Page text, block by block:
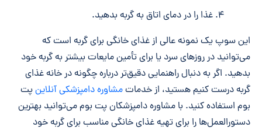
غذا را در دمای اتاق به گربه بدهید.
این سوپ یک نمونه عالی از غذای خانگی برای گربه است که
می‌توانید در روزهای سرد یا برای تأمین مایعات بیشتر به گربه خود
بدهید. اگر به دنبال راهنمایی دقیق‌تر درباره چگونه در خانه غذای
گربه درست کنیم هستید، از خدماتمشاوره دامپزشکی آنلاینپت
بوم استفاده کنید. با مشاوره دامپزشکان پت بوم می‌توانید بهترین
دستورالعمل‌ها را برای تهیه غذای خانگی مناسب برای گربه خود